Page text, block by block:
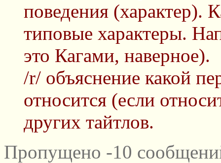
поведения (характер).
типовые характеры.
это Кагами, наверное).
/r/ объяснение какой
относится (если
других тайтлов.
Пропущено -10